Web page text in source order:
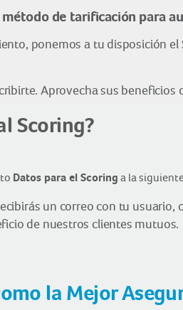
de tarificación para
ponemos a tu disposición
Aprovecha sus
Scoring?
Datos para el Scoring a la
un correo con tu
de nuestros clientes mutuos.
la Mejor